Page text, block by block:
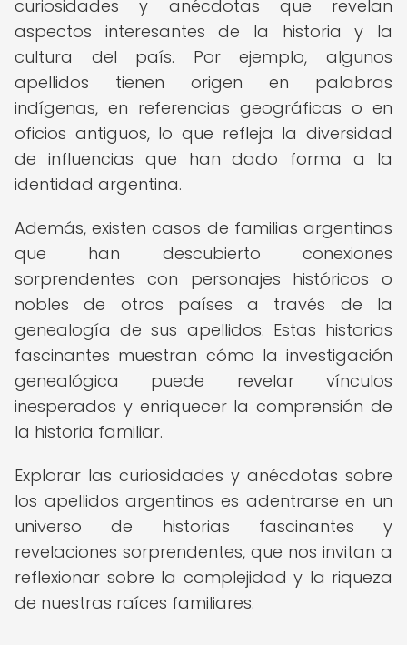
curiosidades y anécdotas que revelan
aspectos interesantes de la historia y la
cultura del país. Por ejemplo, algunos
apellidos tienen origen en palabras
indígenas, en referencias geográficas o en
oficios antiguos, lo que refleja la diversidad
de influencias que han dado forma a la
identidad argentina.
Además, existen casos de familias argentinas
que han descubierto conexiones
sorprendentes con personajes históricos o
nobles de otros países a través de la
genealogía de sus apellidos. Estas historias
fascinantes muestran cómo la investigación
genealógica puede revelar vínculos
inesperados y enriquecer la comprensión de
la historia familiar.
Explorar las curiosidades y anécdotas sobre
los apellidos argentinos es adentrarse en un
universo de historias fascinantes y
revelaciones sorprendentes, que nos invitan a
reflexionar sobre la complejidad y la riqueza
de nuestras raíces familiares.